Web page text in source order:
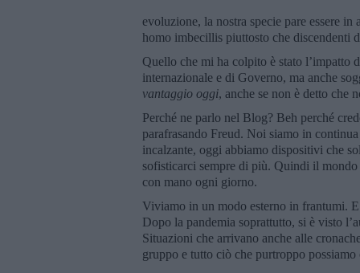
evoluzione, la nostra specie pare essere
homo imbecillis piuttosto che discendenti
Quello che mi ha colpito è stato l’impatto
internazionale e di Governo, ma anche
vantaggio oggi, anche se non è detto che
Perché ne parlo nel Blog? Beh perché
parafrasando Freud. Noi siamo in
incalzante, oggi abbiamo dispositivi che
sofisticarci sempre di più. Quindi il
con mano ogni giorno.
Viviamo in un modo esterno in frantumi.
Dopo la pandemia soprattutto, si è visto
Situazioni che arrivano anche alle
gruppo e tutto ciò che purtroppo possiamo